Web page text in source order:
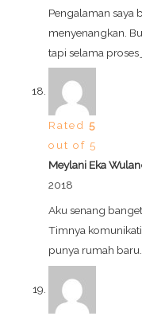
Pengalaman saya
menyenangkan.
tapi selama proses
Rated5
out of 5
Meylani Eka
2018
Aku senang
Timnya
punya rumah baru.